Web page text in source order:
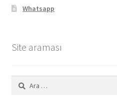
Whatsapp
Site araması
Arama: